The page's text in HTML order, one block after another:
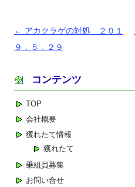
投
稿
ビ
ン
← アカクラゲの対処 ２０１
９．５．２９
コンテンツ
TOP
会社概要
獲れたて情報
獲れたて
乗組員募集
お問い合せ